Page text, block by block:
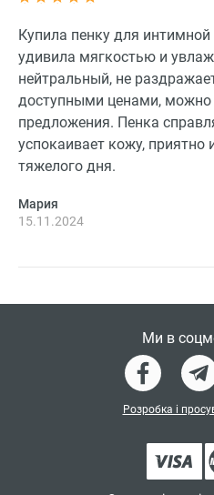
Купила пенку для интимной
удивила мягкостью и
нейтральный, не
доступными ценами,
предложения. Пенка
успокаивает кожу, приятно
тяжелого дня.
Мария
15.11.2024
Ми в
Розробка і